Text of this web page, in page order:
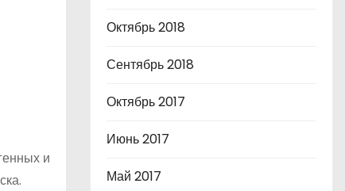
и
Октябрь 2018
Сентябрь 2018
Октябрь 2017
Июнь 2017
Май 2017